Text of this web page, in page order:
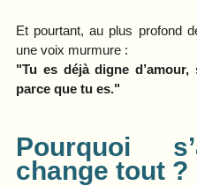
Et pourtant, au plus profond
une voix murmure :
"Tu es déjà digne d’amour,
parce que tu es."
Pourquoi
change tout ?